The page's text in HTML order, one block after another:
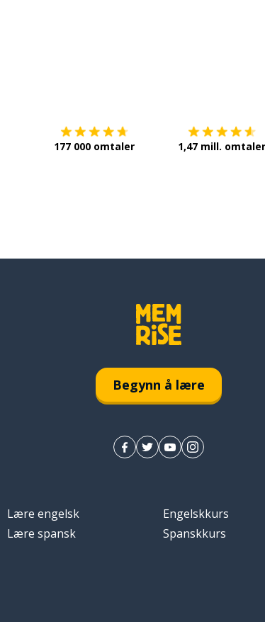
177 000 omtaler 1,47 mill. omtaler
Begynn å lære
Lære engelsk
Lære spansk
Engelskkurs
Spanskkurs